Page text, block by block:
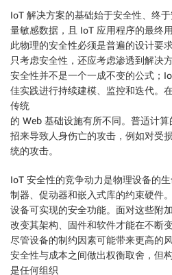
IoT 解决方案的基础始于安全性、终
量敏感数据，且 IoT 应用程序的最终
此物理的安全性必须是普遍的设计要
只考虑安全性，还应考虑渗透到解决
安全性并不是一个一成不变的公式；
佳实践进行持续建模、监控和迭代。
传统
的 Web 基础设施有所不同。普适计
招来导致人身伤亡的攻击，例如对受
统的攻击。
IoT 安全性的竞争动力是物理设备的
制器、促动器和嵌入式库的约束硬件
设备可实现的安全功能。面对这些附
改变其架构、固件和软件才能在不断
尽管设备的制约因素可能带来更高的
安全性与成本之间做出权衡取舍，但
是任何组织